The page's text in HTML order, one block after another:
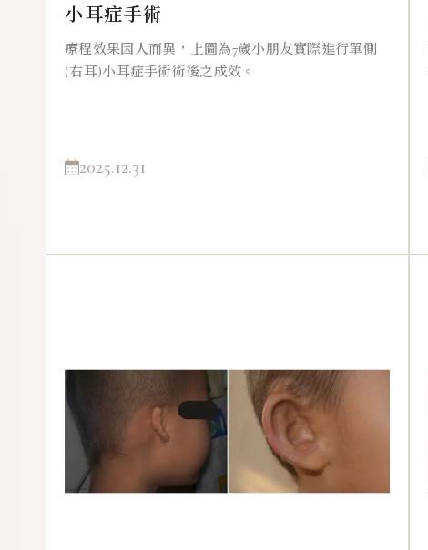
小耳症手術
療程效果因人而異，上圖為7歲小朋友實際進行單側
(右耳)小耳症手術術後之成效。
2025.12.31